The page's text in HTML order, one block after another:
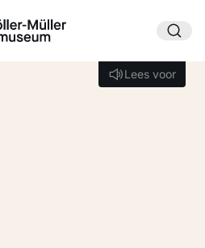
Lees voor
Lees voor